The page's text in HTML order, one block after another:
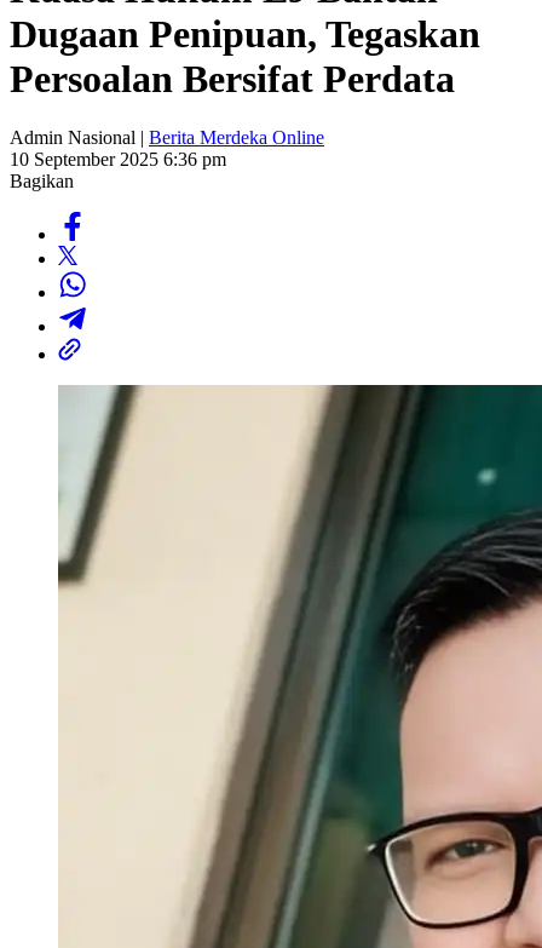
Dugaan Penipuan, Tegaskan
Persoalan Bersifat Perdata
Admin Nasional | Berita Merdeka Online
10 September 2025 6:36 pm
Bagikan